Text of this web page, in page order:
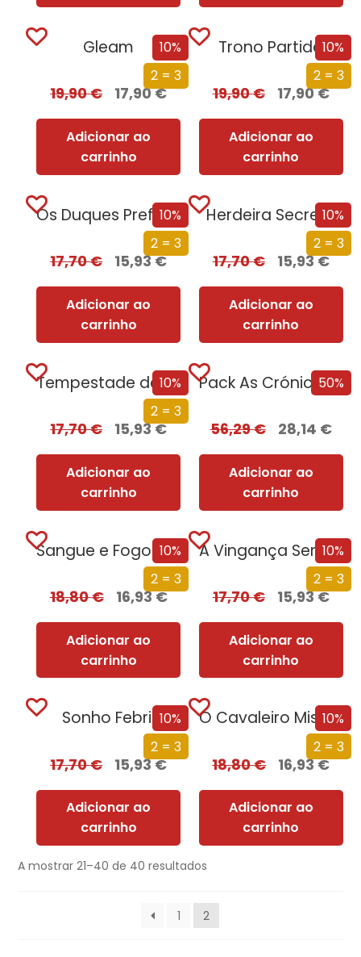
10%
2 = 3
Gleam
19,90€ 17,90€
Adicionar ao
carrinho
10%
2 = 3
Trono Partido
19,90€ 17,90€
Adicionar ao
carrinho
10%
2 = 3
Os Duques Preferem as Loiras
17,70€ 15,93€
Adicionar ao
carrinho
10%
2 = 3
Herdeira Secreta
17,70€ 15,93€
Adicionar ao
carrinho
10%
2 = 3
Tempestade de Guerra – Parte 2
17,70€ 15,93€
Adicionar ao
carrinho
50%
Pack As Crónicas da Companhia Negra
56,29€ 28,14 €
Adicionar ao
carrinho
10%
2 = 3
Sangue e Fogo – Volume 1 – Parte 1
18,80€ 16,93€
Adicionar ao
carrinho
10%
2 = 3
A Vingança Serve-se Fria Parte Dois
17,70€ 15,93€
Adicionar ao
carrinho
10%
2 = 3
Sonho Febril
17,70€ 15,93€
Adicionar ao
carrinho
10%
2 = 3
O Cavaleiro Misterioso
18,80€ 16,93€
Adicionar ao
carrinho
A mostrar 21–40 de 40 resultados
1 2